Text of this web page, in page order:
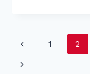
Navegación
de
Página
anterior
1 2
Siguiente